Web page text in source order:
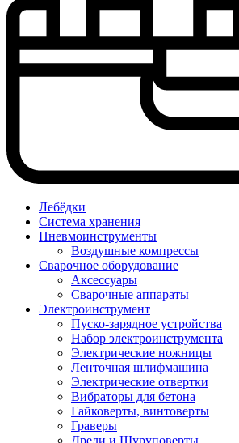
Лебёдки
Система хранения
Пневмоинструменты
Воздушные компрессы
Сварочное оборудование
Аксессуары
Сварочные аппараты
Электроинструмент
Пуско-зарядное устройства
Набор электроинструмента
Электрические ножницы
Ленточная шлифмашина
Электрические отвертки
Вибраторы для бетона
Гайковерты, винтоверты
Граверы
Дрели и Шуруповерты